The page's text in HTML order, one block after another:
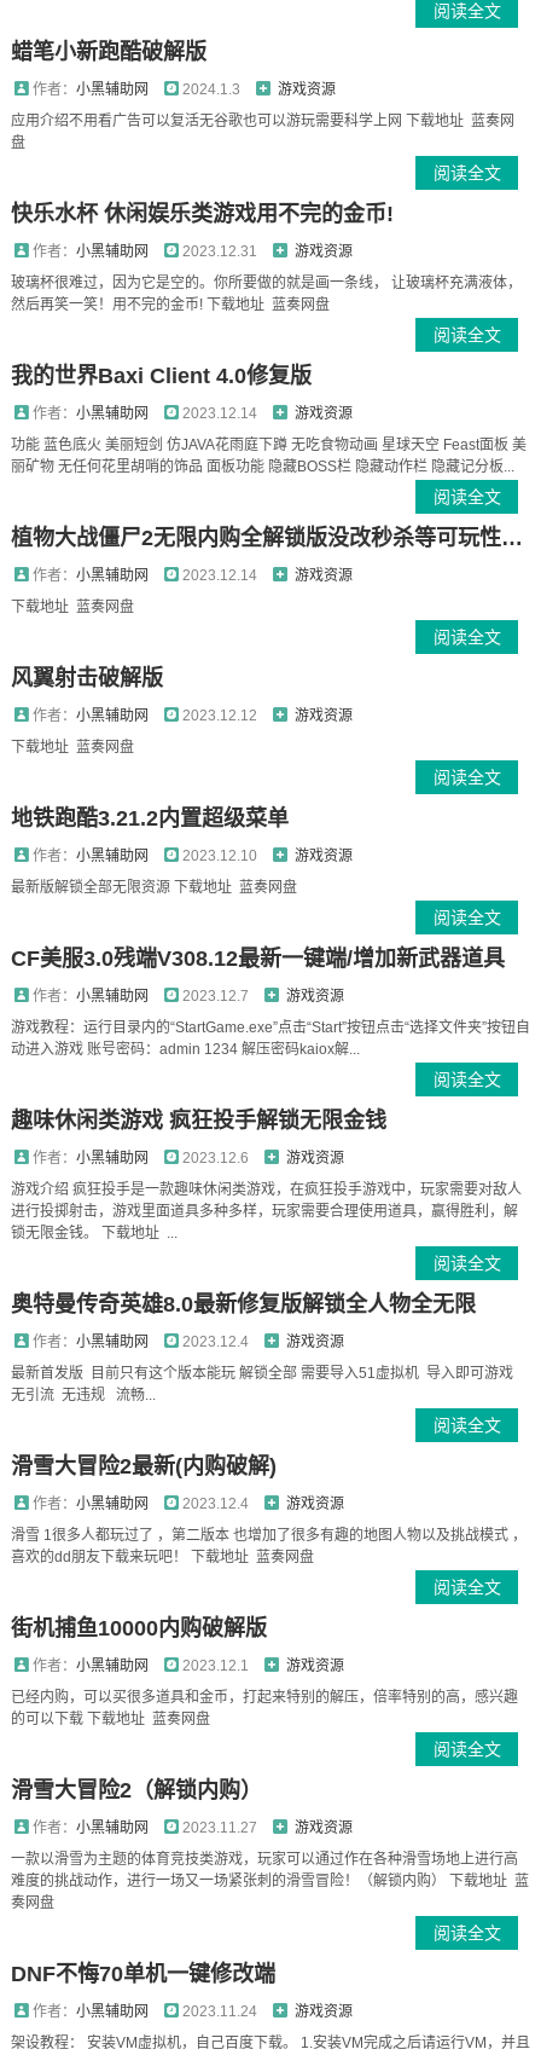
阅读全文
蜡笔小新跑酷破解版
作者： 小黑辅助网 2024.1.3
游戏资源
应用介绍不用看广告可以复活无谷歌也可以游玩需要科学上网 下载地址 蓝奏网
盘
阅读全文
快乐水杯 休闲娱乐类游戏用不完的金币!
作者： 小黑辅助网 2023.12.31
游戏资源
玻璃杯很难过，因为它是空的。你所要做的就是画一条线， 让玻璃杯充满液体，
然后再笑一笑！用不完的金币! 下载地址 蓝奏网盘
阅读全文
我的世界Baxi Client 4.0修复版
作者： 小黑辅助网 2023.12.14
游戏资源
功能 蓝色底火 美丽短剑 仿JAVA花雨庭下蹲 无吃食物动画 星球天空 Feast面板 美
丽矿物 无任何花里胡哨的饰品 面板功能 隐藏BOSS栏 隐藏动作栏 隐藏记分板...
阅读全文
植物大战僵尸2无限内购全解锁版没改秒杀等可玩性很高！
作者： 小黑辅助网 2023.12.14
游戏资源
下载地址 蓝奏网盘
阅读全文
风翼射击破解版
作者： 小黑辅助网 2023.12.12
游戏资源
下载地址 蓝奏网盘
阅读全文
地铁跑酷3.21.2内置超级菜单
作者： 小黑辅助网 2023.12.10
游戏资源
最新版解锁全部无限资源 下载地址 蓝奏网盘
阅读全文
CF美服3.0残端V308.12最新一键端/增加新武器道具
作者： 小黑辅助网 2023.12.7
游戏资源
游戏教程：运行目录内的“StartGame.exe”点击“Start”按钮点击“选择文件夹”按钮自
动进入游戏 账号密码：admin 1234 解压密码kaiox解...
阅读全文
趣味休闲类游戏 疯狂投手解锁无限金钱
作者： 小黑辅助网 2023.12.6
游戏资源
游戏介绍 疯狂投手是一款趣味休闲类游戏，在疯狂投手游戏中，玩家需要对敌人
进行投掷射击，游戏里面道具多种多样，玩家需要合理使用道具，赢得胜利，解
锁无限金钱。 下载地址 ...
阅读全文
奥特曼传奇英雄8.0最新修复版解锁全人物全无限
作者： 小黑辅助网 2023.12.4
游戏资源
最新首发版 目前只有这个版本能玩 解锁全部 需要导入51虚拟机 导入即可游戏
无引流 无违规 流畅...
阅读全文
滑雪大冒险2最新(内购破解)
作者： 小黑辅助网 2023.12.4
游戏资源
滑雪 1很多人都玩过了 ，第二版本 也增加了很多有趣的地图人物以及挑战模式 ，
喜欢的dd朋友下载来玩吧！ 下载地址 蓝奏网盘
阅读全文
街机捕鱼10000内购破解版
作者： 小黑辅助网 2023.12.1
游戏资源
已经内购，可以买很多道具和金币，打起来特别的解压，倍率特别的高，感兴趣
的可以下载 下载地址 蓝奏网盘
阅读全文
滑雪大冒险2（解锁内购）
作者： 小黑辅助网 2023.11.27
游戏资源
一款以滑雪为主题的体育竞技类游戏，玩家可以通过作在各种滑雪场地上进行高
难度的挑战动作，进行一场又一场紧张刺的滑雪冒险！（解锁内购） 下载地址 蓝
奏网盘
阅读全文
DNF不悔70单机一键修改端
作者： 小黑辅助网 2023.11.24
游戏资源
架设教程： 安装VM虚拟机，自己百度下载。 1.安装VM完成之后请运行VM，并且